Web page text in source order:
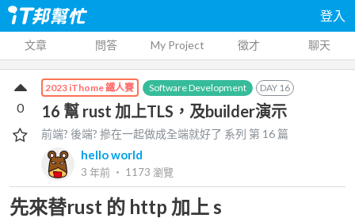
登入
文章 問答 My Project 徵才 聊天
2023 iThome 鐵人賽 Software Development DAY 16
16 幫 rust 加上TLS，及builder演示
前端? 後端? 摻在一起做成全端就好了 系列 第 16 篇
hello world
3 年前 ‧ 1173 瀏覽
0
先來替rust 的 http 加上 s